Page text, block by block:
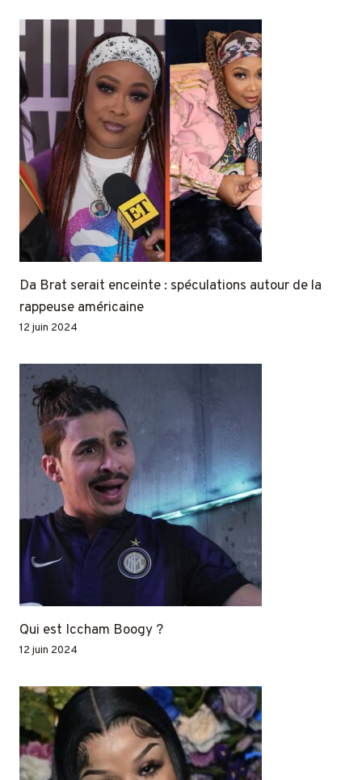
Da Brat serait enceinte : spéculations autour de la
rappeuse américaine
12 juin 2024
Qui est Iccham Boogy ?
12 juin 2024